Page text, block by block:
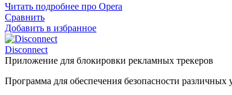
Читать подробнее про Opera
Сравнить
Добавить в избранное
Disconnect
Приложение для блокировки рекламных трекеров
Программа для обеспечения безопасности